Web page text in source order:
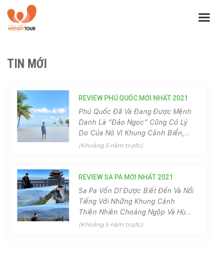
TIN MỚI
REVIEW PHÚ QUỐC MỚI NHẤT 2021
Phú Quốc Đã Và Đang Được Mệnh
Danh Là “Đảo Ngọc” Cũng Có Lý
Do Của Nó Vì Khung Cảnh Biển,
Thiên Nhiên Ở Đây Đều Đẹp Dịu
(Khoảng 5 năm trước)
REVIEW SA PA MỚI NHẤT 2021
Sa Pa Vốn Dĩ Được Biết Đến Và Nổi
Tiếng Với Những Khung Cảnh
Thiên Nhiên Choáng Ngộp Và Hùng
Vĩ, Núi Cao, Mây Trắng Đan Xen
(Khoảng 5 năm trước)